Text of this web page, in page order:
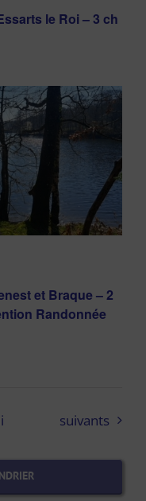
le Roi – 3 ch
et Braque – 2
Randonnée
Évènements
suivants